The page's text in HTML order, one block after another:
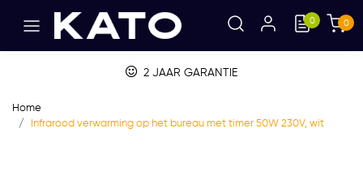
0 0
2 JAAR GARANTIE
Home
Infrarood verwarming op het bureau met timer 50W 230V, wit